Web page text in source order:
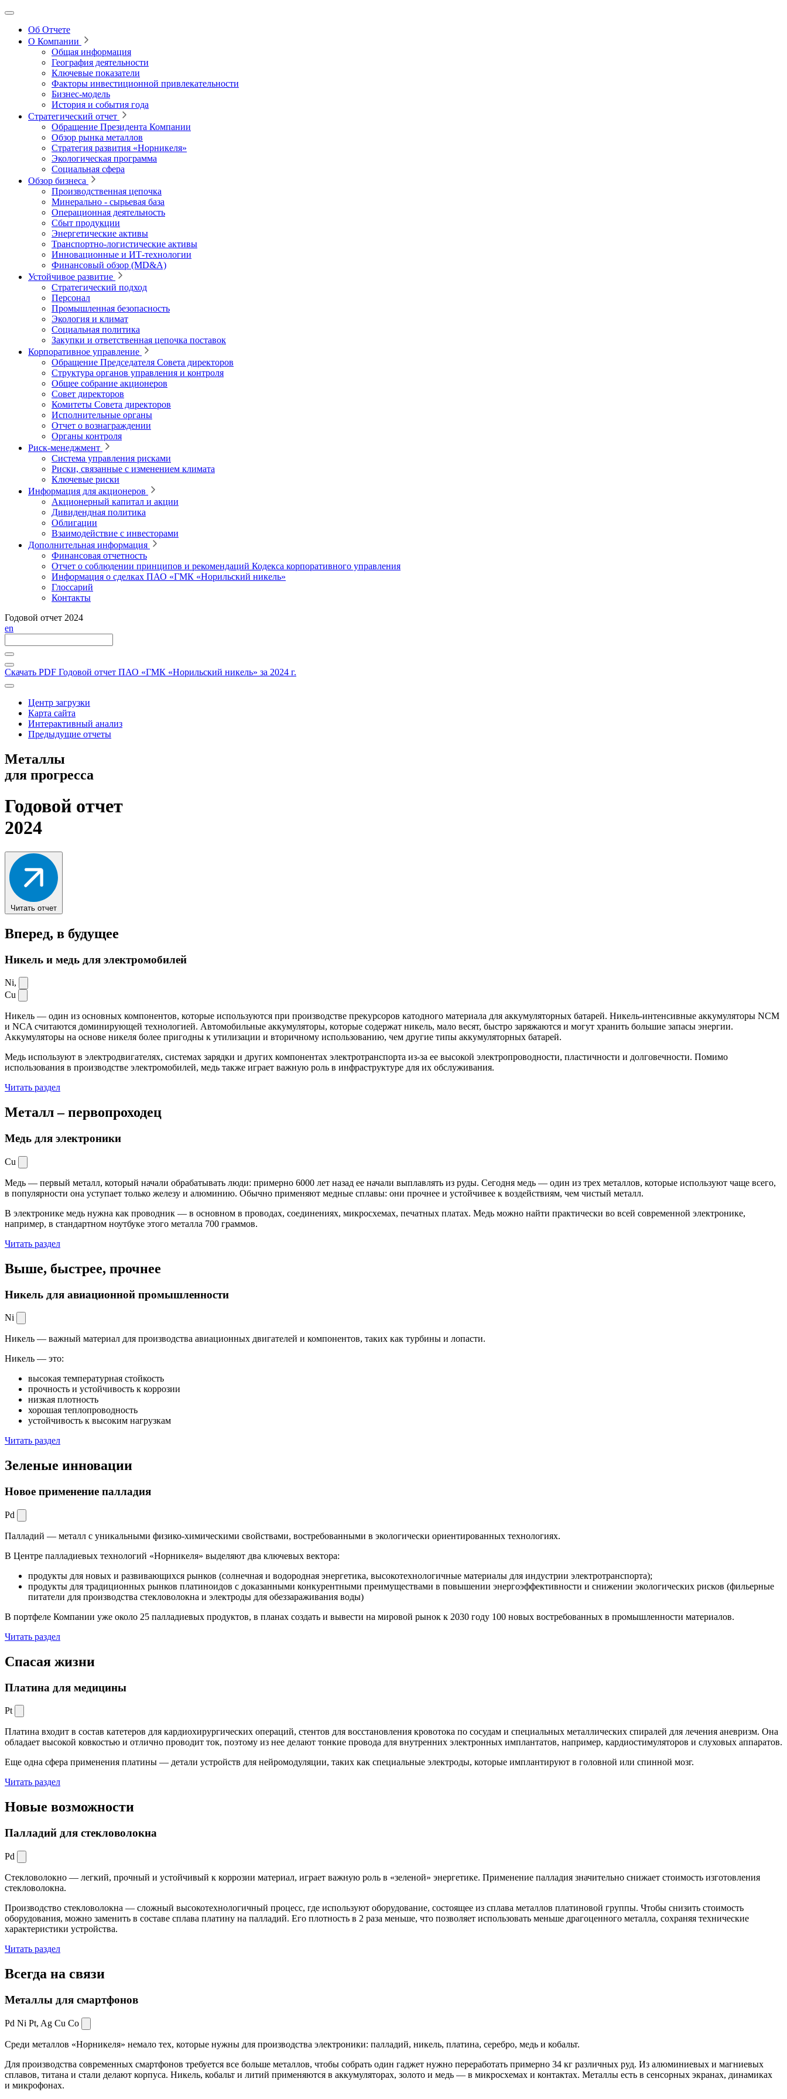
Об Отчете
О Компании
Общая информация
География деятельности
Ключевые показатели
Факторы инвестиционной привлекательности
Бизнес-модель
История и события года
Стратегический отчет
Обращение Президента Компании
Обзор рынка металлов
Стратегия развития «Норникеля»
Экологическая программа
Социальная сфера
Обзор бизнеса
Производственная цепочка
Минерально ‑ сырьевая база
Операционная деятельность
Сбыт продукции
Энергетические активы
Транспортно-логистические активы
Инновационные и ИТ‑технологии
Финансовый обзор (MD&A)
Устойчивое развитие
Стратегический подход
Персонал
Промышленная безопасность
Экология и климат
Социальная политика
Закупки и ответственная цепочка поставок
Корпоративное управление
Обращение Председателя Совета директоров
Структура органов управления и контроля
Общее собрание акционеров
Совет директоров
Комитеты Совета директоров
Исполнительные органы
Отчет о вознаграждении
Органы контроля
Риск-менеджмент
Система управления рисками
Риски, связанные с изменением климата
Ключевые риски
Информация для акционеров
Акционерный капитал и акции
Дивидендная политика
Облигации
Взаимодействие с инвесторами
Дополнительная информация
Финансовая отчетность
Отчет о соблюдении принципов и рекомендаций Кодекса корпоративного управления
Информация о сделках ПАО «ГМК «Норильский никель»
Глоссарий
Контакты
Годовой отчет 2024
en
Скачать PDF Годовой отчет ПАО «ГМК «Норильский никель» за 2024 г.
Центр загрузки
Карта сайта
Интерактивный анализ
Предыдущие отчеты
Металлы
для прогресса
Годовой отчет
2024
Читать отчет
Вперед, в будущее
Никель и медь для электромобилей
Ni,
Cu
Никель — один из основных компонентов, которые используются при производстве прекурсоров катодного материала для аккумуляторных батарей. Никель-интенсивные аккумуляторы NCM
и NCA считаются доминирующей технологией. Автомобильные аккумуляторы, которые содержат никель, мало весят, быстро заряжаются и могут хранить большие запасы энергии.
Аккумуляторы на основе никеля более пригодны к утилизации и вторичному использованию, чем другие типы аккумуляторных батарей.
Медь используют в электродвигателях, системах зарядки и других компонентах электротранспорта из-за ее высокой электропроводности, пластичности и долговечности. Помимо
использования в производстве электромобилей, медь также играет важную роль в инфраструктуре для их обслуживания.
Читать раздел
Металл –первопроходец
Медь для электроники
Cu
Медь — первый металл, который начали обрабатывать люди: примерно 6000 лет назад ее начали выплавлять из руды. Сегодня медь — один из трех металлов, которые используют чаще всего,
в популярности она уступает только железу и алюминию. Обычно применяют медные сплавы: они прочнее и устойчивее к воздействиям, чем чистый металл.
В электронике медь нужна как проводник — в основном в проводах, соединениях, микросхемах, печатных платах. Медь можно найти практически во всей современной электронике,
например, в стандартном ноутбуке этого металла 700 граммов.
Читать раздел
Выше, быстрее, прочнее
Никель для авиационной промышленности
Ni
Никель — важный материал для производства авиационных двигателей и компонентов, таких как турбины и лопасти.
Никель — это:
высокая температурная стойкость
прочность и устойчивость к коррозии
низкая плотность
хорошая теплопроводность
устойчивость к высоким нагрузкам
Читать раздел
Зеленые инновации
Новое применение палладия
Pd
Палладий — металл с уникальными физико-химическими свойствами, востребованными в экологически ориентированных технологиях.
В Центре палладиевых технологий «Норникеля» выделяют два ключевых вектора:
продукты для новых и развивающихся рынков (солнечная и водородная энергетика, высокотехнологичные материалы для индустрии электротранспорта);
продукты для традиционных рынков платиноидов с доказанными конкурентными преимуществами в повышении энергоэффективности и снижении экологических рисков (фильерные
питатели для производства стекловолокна и электроды для обеззараживания воды)
В портфеле Компании уже около 25 палладиевых продуктов, в планах создать и вывести на мировой рынок к 2030 году 100 новых востребованных в промышленности материалов.
Читать раздел
Спасая жизни
Платина для медицины
Pt
Платина входит в состав катетеров для кардиохирургических операций, стентов для восстановления кровотока по сосудам и специальных металлических спиралей для лечения аневризм. Она
обладает высокой ковкостью и отлично проводит ток, поэтому из нее делают тонкие провода для внутренних электронных имплантатов, например, кардиостимуляторов и слуховых аппаратов.
Еще одна сфера применения платины — детали устройств для нейромодуляции, таких как специальные электроды, которые имплантируют в головной или спинной мозг.
Читать раздел
Новые возможности
Палладий для стекловолокна
Pd
Стекловолокно — легкий, прочный и устойчивый к коррозии материал, играет важную роль в «зеленой» энергетике. Применение палладия значительно снижает стоимость изготовления
стекловолокна.
Производство стекловолокна — сложный высокотехнологичный процесс, где используют оборудование, состоящее из сплава металлов платиновой группы. Чтобы снизить стоимость
оборудования, можно заменить в составе сплава платину на палладий. Его плотность в 2 раза меньше, что позволяет использовать меньше драгоценного металла, сохраняя технические
характеристики устройства.
Читать раздел
Всегда на связи
Металлы для смартфонов
Pd Ni Pt, Ag Cu Co
Среди металлов «Норникеля» немало тех, которые нужны для производства электроники: палладий, никель, платина, серебро, медь и кобальт.
Для производства современных смартфонов требуется все больше металлов, чтобы собрать один гаджет нужно переработать примерно 34 кг различных руд. Из алюминиевых и магниевых
сплавов, титана и стали делают корпуса. Никель, кобальт и литий применяются в аккумуляторах, золото и медь — в микросхемах и контактах. Металлы есть в сенсорных экранах, динамиках
и микрофонах.